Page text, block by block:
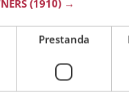
(1910) →
Prestanda